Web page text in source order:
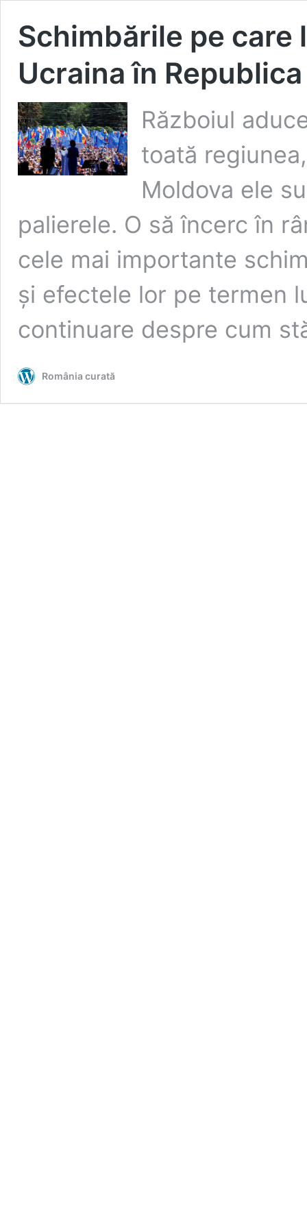
Schimbările pe
Ucraina în
Războiul
toată
Moldova ele
palierele. O să încerc în
cele mai importante
și efectele lor pe termen
continuare despre cum
România curată